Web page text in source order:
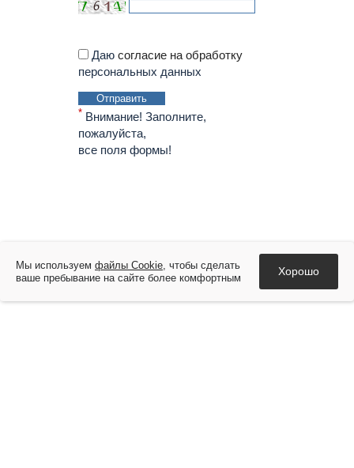
Даю согласие на обработку
персональных данных
Отправить
* Внимание! Заполните,
пожалуйста,
все поля формы!
Мы используем файлы Cookie , чтобы сделать
ваше пребывание на сайте более комфортным
Хорошо